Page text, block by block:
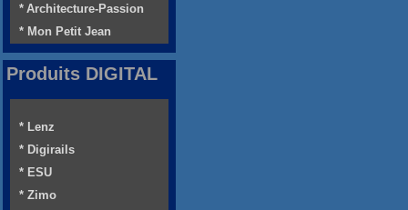
* Architecture-Passion
* Mon Petit Jean
Produits DIGITAL
* Lenz
* Digirails
* ESU
* Zimo